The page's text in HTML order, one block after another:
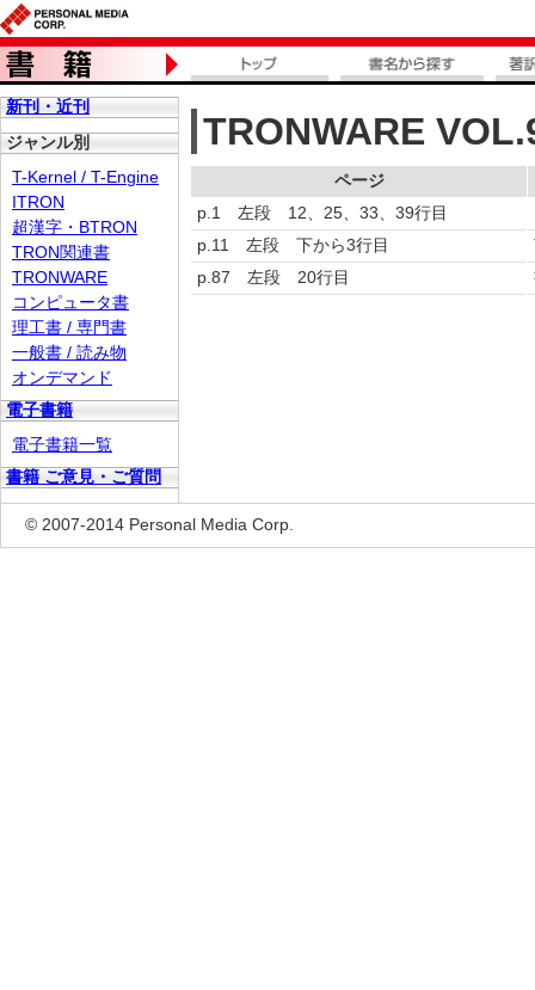
TRONWARE
ページ
p.1 左段 12、25、33、39行目
p.11 左段 下から3行目
p.87 左段 20行目
新刊・近刊
ジャンル別
T-Kernel / T-Engine
ITRON
超漢字・BTRON
TRON関連書
TRONWARE
コンピュータ書
理工書 / 専門書
一般書 / 読み物
オンデマンド
電子書籍
電子書籍一覧
書籍 ご意見・ご質問
© 2007-2014 Personal Media Corp.